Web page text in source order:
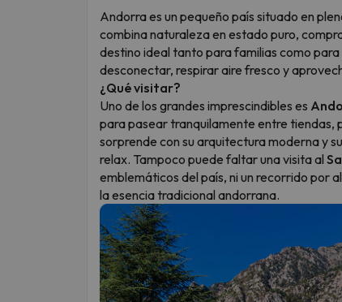
Andorra es un pequeño país situado en
combina naturaleza en estado puro,
destino ideal tanto para familias como
desconectar, respirar aire fresco y
¿Qué visitar?
Uno de los grandes imprescindibles es
para pasear tranquilamente entre tiendas,
sorprende con su arquitectura moderna y
relax. Tampoco puede faltar una visita al
emblemáticos del país, ni un recorrido por
la esencia tradicional andorrana.